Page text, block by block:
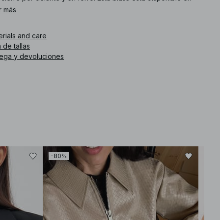
más
and care
de tallas
y devoluciones
-80%